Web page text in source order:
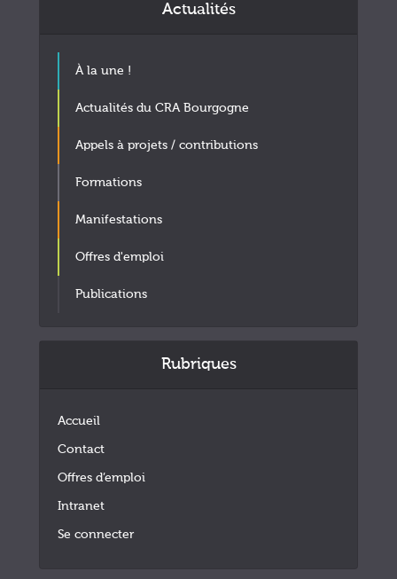
Actualités
À la une !
Actualités du CRA Bourgogne
Appels à projets / contributions
Formations
Manifestations
Offres d'emploi
Publications
Rubriques
Accueil
Contact
Offres d’emploi
Intranet
Se connecter